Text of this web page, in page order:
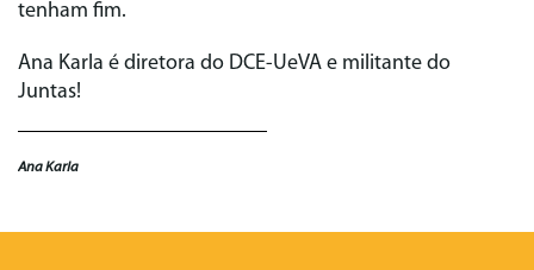
tenham fim.
Ana Karla é diretora do DCE-UeVA e militante do
Juntas!
Ana Karla